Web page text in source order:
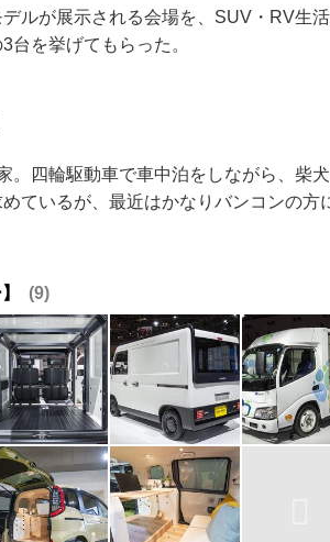
ルが展示される会場を、SUV・RV生
台を挙げてもらった。
。四輪駆動車で車中泊をしながら、柴
ているが、最近はかなりバンコンの
9